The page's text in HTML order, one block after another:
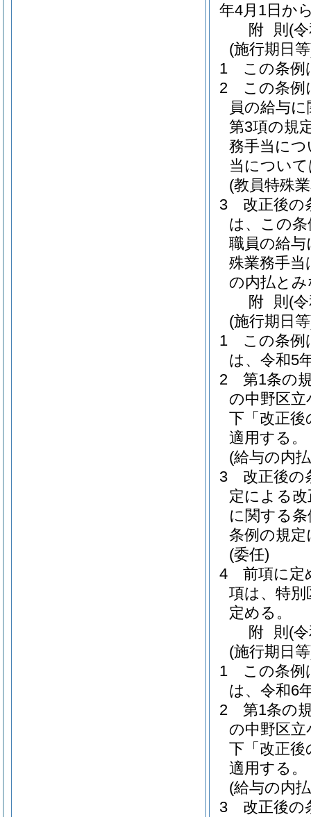
年4月1日か
附 則 (
(施行期日
1
この条例
2
この条例
員の給与
第3項の規
務手当に
当につい
(教員特殊
3
改正後の
は、この
職員の給
殊業務手当
の内払と
附 則 (
(施行期日
1
この条例
は、令和5
2
第1条の
の中野区立
下「改正
適用する。
(給与の内
3
改正後の
定による
に関する
条例の規
(委任)
4
前項に定
項は、特別
定める。
附 則 (
(施行期日
1
この条例
は、令和6
2
第1条の
の中野区立
下「改正
適用する。
(給与の内
3
改正後の